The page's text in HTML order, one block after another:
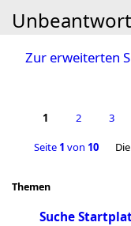
Zur erweiterten
1 2 3
Seite 1 von 10
Themen
Suche